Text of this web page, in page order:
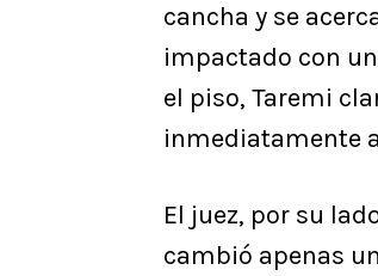
cancha y se
impactado con
el piso, Taremi
inmediatamente
El juez, por su
cambió apenas